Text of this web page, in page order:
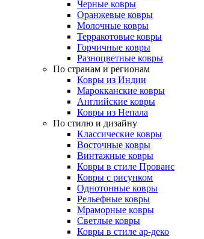
Черные ковры
Оранжевые ковры
Молочные ковры
Терракотовые ковры
Горчичные ковры
Разноцветные ковры
По странам и регионам
Ковры из Индии
Марокканские ковры
Английские ковры
Ковры из Непала
По стилю и дизайну
Классические ковры
Восточные ковры
Винтажные ковры
Ковры в стиле Прованс
Ковры с рисунком
Однотонные ковры
Рельефные ковры
Мраморные ковры
Светлые ковры
Ковры в стиле ар-деко